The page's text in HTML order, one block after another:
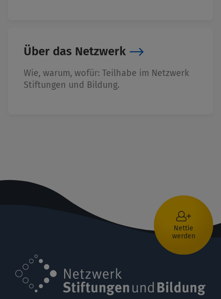
Über das Netzwerk
Wie, warum, wofür: Teilhabe im Netzwerk
Stiftungen und Bildung.
Nettie
werden